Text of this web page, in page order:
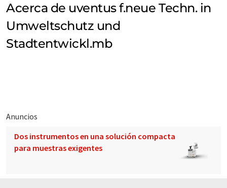
Acerca de uventus f.neue Techn. in
Umweltschutz und
Stadtentwickl.mb
Anuncios
Dos instrumentos en una solución compacta
para muestras exigentes